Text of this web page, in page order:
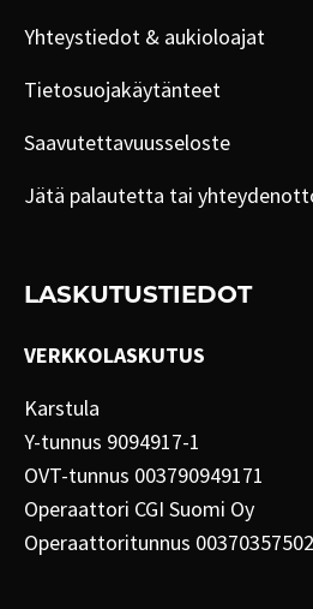
Yhteystiedot & aukioloajat
Tietosuojakäytänteet
Saavutettavuusseloste
Jätä palautetta tai
LASKUTUSTIEDOT
VERKKOLASKUTUS
Karstula
Y-tunnus 9094917-1
OVT-tunnus 003790949171
Operaattori CGI Suomi Oy
Operaattoritunnus